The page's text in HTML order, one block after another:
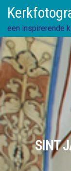
direct
naar
de
inhoud
een inspirerende
SINT